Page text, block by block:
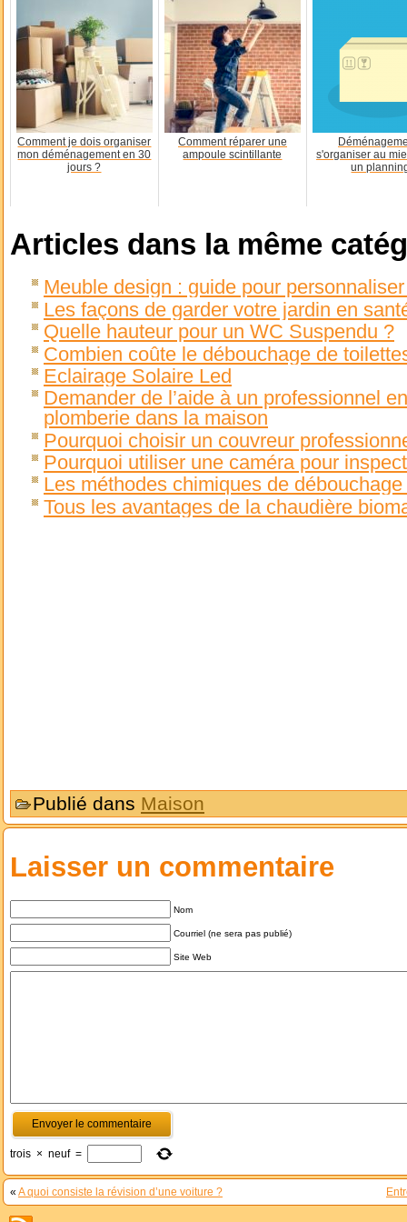
Comment je dois organiser
mon déménagement en 30
jours ?
Comment réparer une
ampoule scintillante
s'organiser au
un
Articles dans la même
Meuble design : guide pour
Les façons de garder votre jardin en
Quelle hauteur pour un WC Suspendu ?
Combien coûte le débouchage de
Eclairage Solaire Led
Demander de l’aide à un professionnel
plomberie dans la maison
Pourquoi choisir un couvreur
Pourquoi utiliser une caméra pour
Les méthodes chimiques de débouchage
Tous les avantages de la chaudière
Publié dans Maison
Laisser un commentaire
Nom
Courriel (ne sera pas publié)
Site Web
trois × neuf =
« A quoi consiste la révision d’une voiture ?